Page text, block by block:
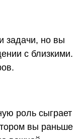
задачи, но вы
с близкими.
роль сыграет
вы раньше